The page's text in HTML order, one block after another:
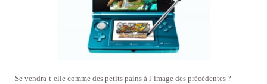
Se vendra-t-elle comme des petits pains à l’image des précédentes ?